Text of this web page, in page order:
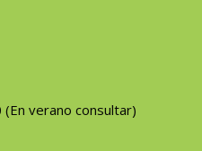
verano consultar)